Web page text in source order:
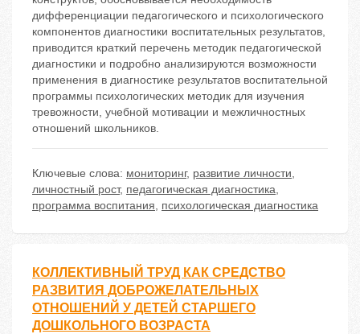
дифференциации педагогического и психологического
компонентов диагностики воспитательных результатов,
приводится краткий перечень методик педагогической
диагностики и подробно анализируются возможности
применения в диагностике результатов воспитательной
программы психологических методик для изучения
тревожности, учебной мотивации и межличностных
отношений школьников.
Ключевые слова: мониторинг, развитие личности,
личностный рост, педагогическая диагностика,
программа воспитания, психологическая диагностика
КОЛЛЕКТИВНЫЙ ТРУД КАК СРЕДСТВО
РАЗВИТИЯ ДОБРОЖЕЛАТЕЛЬНЫХ
ОТНОШЕНИЙ У ДЕТЕЙ СТАРШЕГО
ДОШКОЛЬНОГО ВОЗРАСТА